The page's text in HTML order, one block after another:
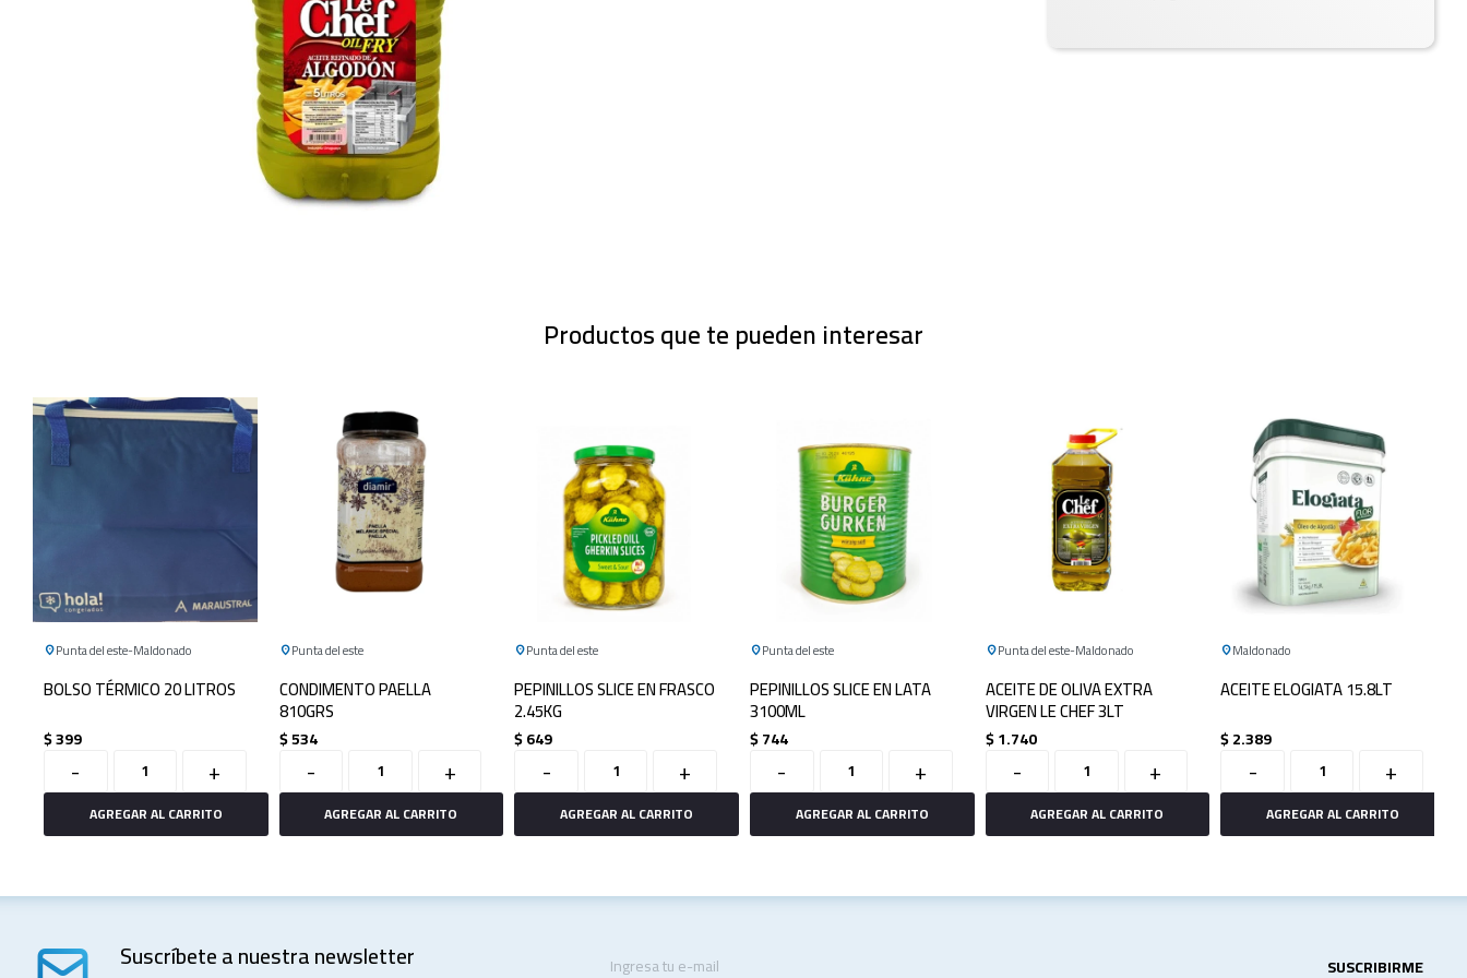
Productos que te pueden interesar
Punta del este Maldonado
BOLSO TÉRMICO 20 LITROS
$399
- +
Punta del este
CONDIMENTO PAELLA
810GRS
$534
- +
Punta del este
PEPINILLOS SLICE EN FRASCO
2.45KG
$649
- +
Punta del este
PEPINILLOS SLICE EN LATA
3100ML
$744
- +
Punta del este Maldonado
ACEITE DE OLIVA EXTRA
VIRGEN LE CHEF 3LT
$1.740
- +
Maldonado
ACEITE ELOGIATA 15.8LT
$2.389
- +
Suscríbete a nuestra newsletter SUSCRIBIRME